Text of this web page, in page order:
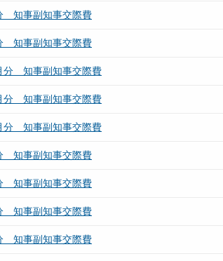
知事副知事交際費
知事副知事交際費
分 知事副知事交際費
分 知事副知事交際費
分 知事副知事交際費
知事副知事交際費
知事副知事交際費
知事副知事交際費
知事副知事交際費